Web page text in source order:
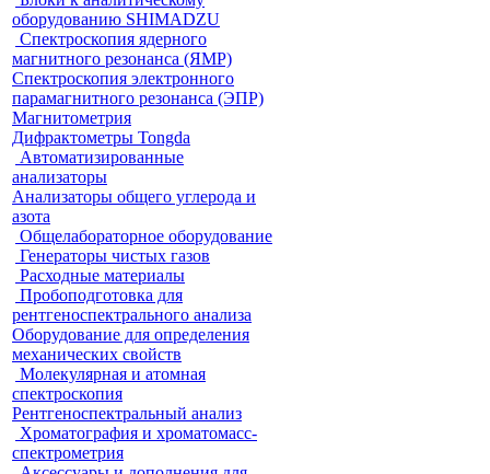
оборудованию SHIMADZU
Спектроскопия ядерного
магнитного резонанса (ЯМР)
Спектроскопия электронного
парамагнитного резонанса (ЭПР)
Магнитометрия
Дифрактометры Tongda
Автоматизированные
анализаторы
Анализаторы общего углерода и
азота
Общелабораторное оборудование
Генераторы чистых газов
Расходные материалы
Пробоподготовка для
рентгеноспектрального анализа
Оборудование для определения
механических свойств
Молекулярная и атомная
спектроскопия
Рентгеноспектральный анализ
Хроматография и хроматомасс-
спектрометрия